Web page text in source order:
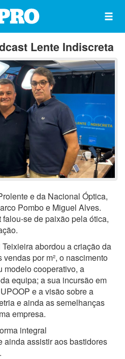
Lente Indiscreta
e da Nacional Óptica,
Pombo e Miguel Alves.
se de paixão pela ótica,
abordou a criação da
por m², o nascimento
modelo cooperativo, a
equipa; a sua incursão em
e a visão sobre a
e ainda as semelhanças
empresa.
integral
ainda assistir aos bastidores
.